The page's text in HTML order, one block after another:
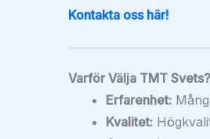
Kontakta oss här!
Varför Välja TMT Svets?
Erfarenhet:
Kvalitet: